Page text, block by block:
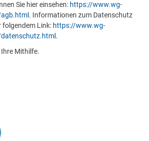
Sie hier einsehen: https://www.wg-
. Informationen zum Datenschutz
folgendem Link: https://www.wg-
.
Mithilfe.